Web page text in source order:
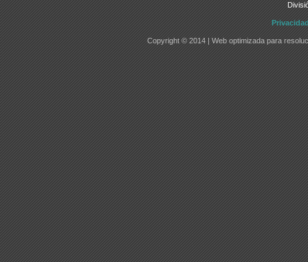
Copyright © 2014 | Web optimizada para